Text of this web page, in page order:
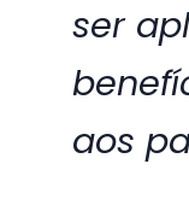
ser
aos